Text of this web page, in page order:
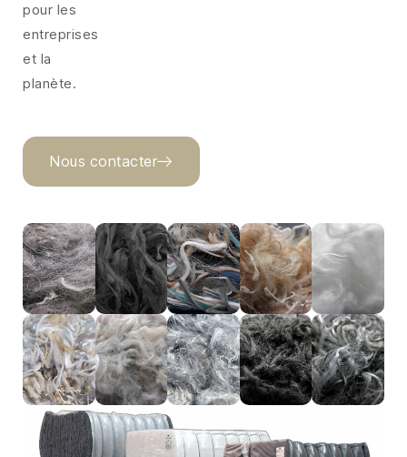
pour les
entreprises
et la
planète.
Nous contacter